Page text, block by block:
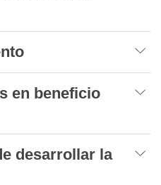
en beneficio
desarrollar la